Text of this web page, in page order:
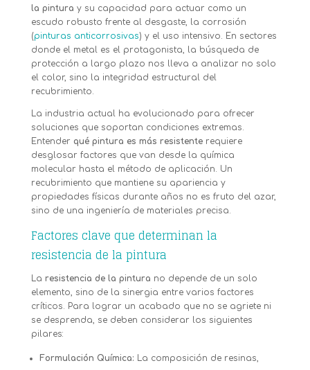
la pintura y su capacidad para actuar como un
escudo robusto frente al desgaste, la corrosión
(pinturas anticorrosivas) y el uso intensivo. En sectores
donde el metal es el protagonista, la búsqueda de
protección a largo plazo nos lleva a analizar no solo
el color, sino la integridad estructural del
recubrimiento.
La industria actual ha evolucionado para ofrecer
soluciones que soportan condiciones extremas.
Entender qué pintura es más resistenterequiere
desglosar factores que van desde la química
molecular hasta el método de aplicación. Un
recubrimiento que mantiene su apariencia y
propiedades físicas durante años no es fruto del azar,
sino de una ingeniería de materiales precisa.
Factores clave que determinan la
resistencia de la pintura
La resistencia de la pintura no depende de un solo
elemento, sino de la sinergia entre varios factores
críticos. Para lograr un acabado que no se agriete ni
se desprenda, se deben considerar los siguientes
pilares:
Formulación Química: La composición de resinas,